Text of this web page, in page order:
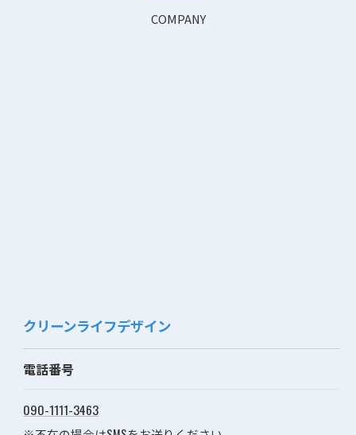
COMPANY
クリーンライフデザイン
電話番号
090-1111-3463